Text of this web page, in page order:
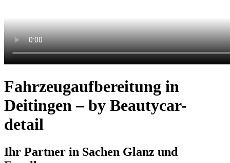
Fahrzeugaufbereitung in
Deitingen – by Beautycar-
detail
Ihr Partner in Sachen Glanz und